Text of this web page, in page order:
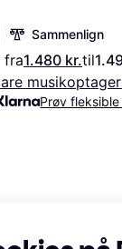
Sammenlign
fra1.480 kr.til
Prøv